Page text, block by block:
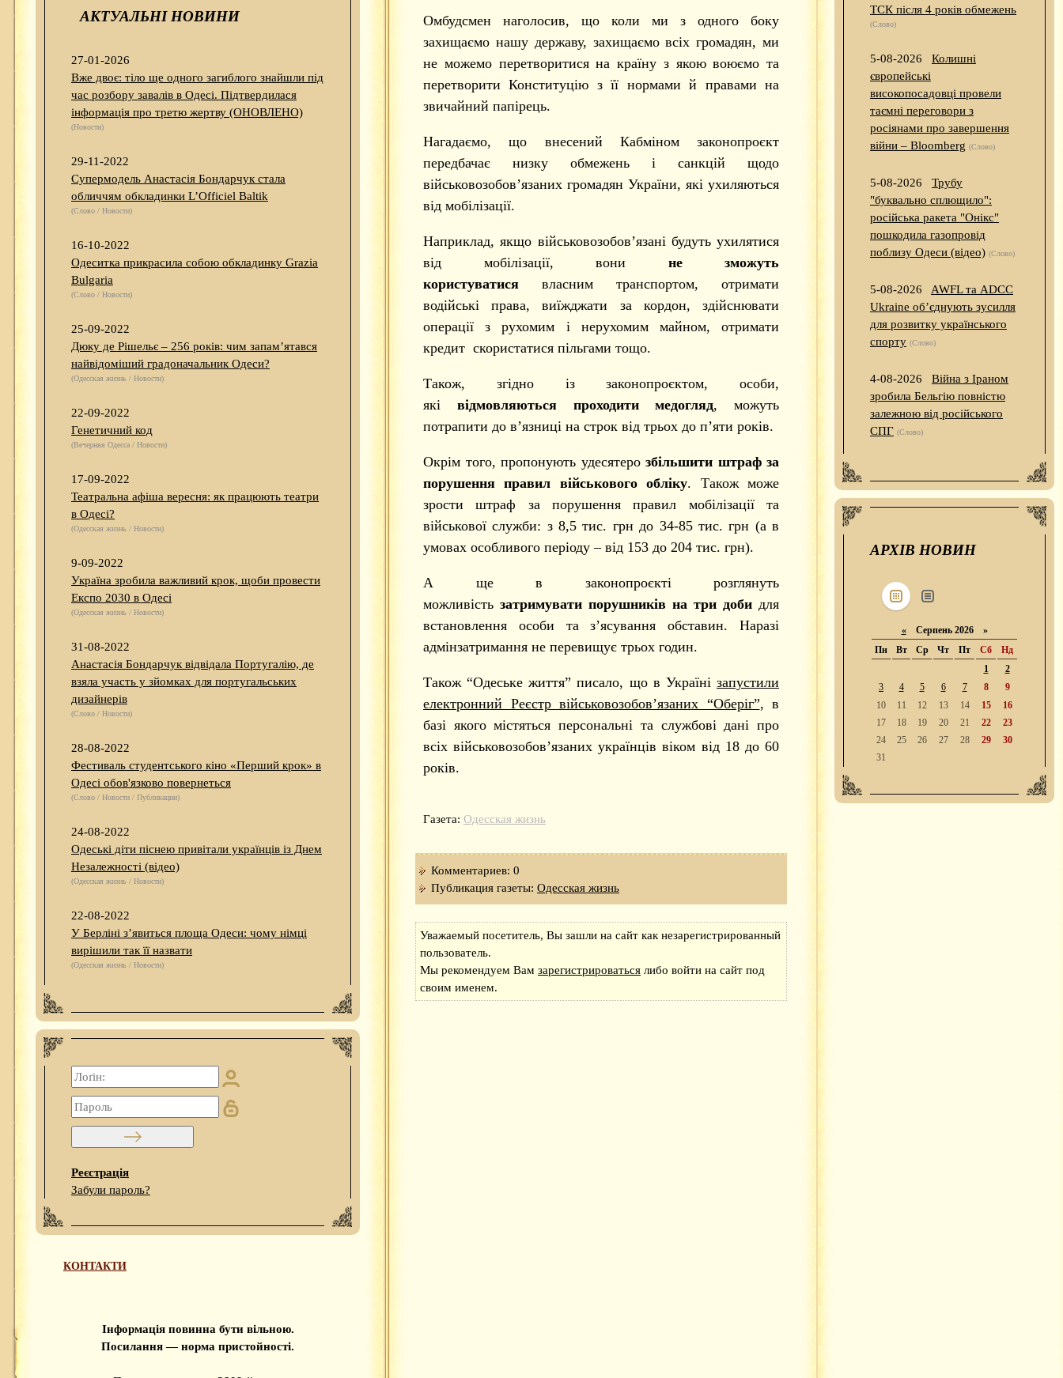
АКТУАЛЬНІ НОВИНИ
27-01-2026
Вже двоє: тіло ще одного загиблого знайшли під
час розбору завалів в Одесі. Підтвердилася
інформація про третю жертву (ОНОВЛЕНО)
(Новости)
29-11-2022
Супермодель Анастасія Бондарчук стала
обличчям обкладинки L’Officiel Baltik
(Слово / Новости)
16-10-2022
Одеситка прикрасила собою обкладинку Grazia
Bulgaria
(Слово / Новости)
25-09-2022
Дюку де Рішельє – 256 років: чим запам’ятався
найвідоміший градоначальник Одеси?
(Одесская жизнь / Новости)
22-09-2022
Генетичний код
(Вечерняя Одесса / Новости)
17-09-2022
Театральна афіша вересня: як працюють театри
в Одесі?
(Одесская жизнь / Новости)
9-09-2022
Україна зробила важливий крок, щоби провести
Експо 2030 в Одесі
(Одесская жизнь / Новости)
31-08-2022
Анастасія Бондарчук відвідала Португалію, де
взяла участь у зйомках для португальських
дизайнерів
(Слово / Новости)
28-08-2022
Фестиваль студентського кіно «Перший крок» в
Одесі обов'язково повернеться
(Слово / Новости / Публикации)
24-08-2022
Одеські діти піснею привітали українців із Днем
Незалежності (відео)
(Одесская жизнь / Новости)
22-08-2022
У Берліні з’явиться площа Одеси: чому німці
вирішили так її назвати
(Одесская жизнь / Новости)
Реєстрація
Забули пароль?
КОНТАКТИ
Інформація повинна бути вільною.
Посилання — норма пристойності.
Омбудсмен наголосив, що коли ми з одного боку
захищаємо нашу державу, захищаємо всіх громадян, ми
не можемо перетворитися на країну з якою воюємо та
перетворити Конституцію з її нормами й правами на
звичайний папірець.
Нагадаємо, що внесений Кабміном законопроєкт
передбачає низку обмежень і санкцій щодо
військовозобов’язаних громадян України, які ухиляються
від мобілізації.
Наприклад, якщо військовозобов’язані будуть ухилятися
від мобілізації, вони
не зможуть
користуватися
власним транспортом, отримати
водійські права, виїжджати за кордон, здійснювати
операції з рухомим і нерухомим майном, отримати
кредит скористатися пільгами тощо.
Також, згідно із законопроєктом, особи,
які
відмовляються проходити медогляд, можуть
потрапити до в’язниці на строк від трьох до п’яти років.
Окрім того, пропонують удесятеро збільшити штраф за
порушення правил військового обліку. Також може
зрости штраф за порушення правил мобілізації та
військової служби: з 8,5 тис. грн до 34-85 тис. грн (а в
умовах особливого періоду – від 153 до 204 тис. грн).
А ще в законопроєкті розглянуть
можливість затримувати порушників на три доби для
встановлення особи та з’ясування обставин. Наразі
адмінзатримання не перевищує трьох годин.
Також “Одеське життя” писало, що в Україні запустили
електронний Реєстр військовозобов’язаних “Оберіг”, в
базі якого містяться персональні та службові дані про
всіх військовозобов’язаних українців віком від 18 до 60
років.
Газета: Одесская жизнь
Комментариев: 0
Публикация газеты: Одесская жизнь
Уважаемый посетитель, Вы зашли на сайт как незарегистрированный
пользователь.
Мы рекомендуем Вам зарегистрироваться либо войти на сайт под
своим именем.
ТСК після 4 років обмежень
(Слово)
5-08-2026
Колишні
європейські
високопосадовці провели
таємні переговори з
росіянами про завершення
війни – Bloomberg (Слово)
5-08-2026
Трубу
"буквально сплющило":
російська ракета "Онікс"
пошкодила газопровід
поблизу Одеси (відео) (Слово)
5-08-2026
AWFL та ADCC
Ukraine об’єднують зусилля
для розвитку українського
спорту (Слово)
4-08-2026
Війна з Іраном
зробила Бельгію повністю
залежною від російського
СПГ (Слово)
АРХІВ НОВИН
«Серпень 2026 »
Пн
Вт Ср Чт Пт Сб
Нд
1
2
3
4 5 6 7 8
9
10
11 12 13 14 15
16
17
18 19 20 21 22
23
24
25 26 27 28 29
30
31